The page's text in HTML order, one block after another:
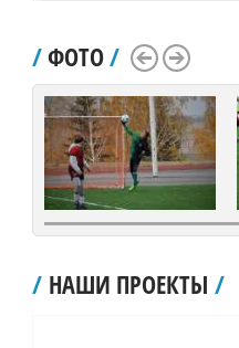
/ФОТО/
Scroll LeftScroll Right
/ НАШИ ПРОЕКТЫ /